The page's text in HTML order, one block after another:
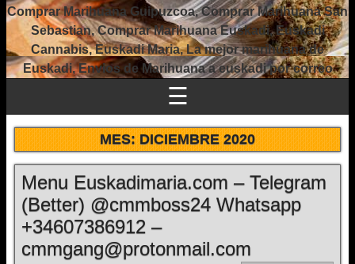
Comprar Marihuana Guipuzcoa, Comprar Marihuana San
Sebastian, Comprar Marihuana Euskadi, Euskadi
Cannabis, Euskadi Maria, La mejor marihuana de
Euskadi, Envios de Marihuana a euskadi por correo
☰
MES:DICIEMBRE 2020
Menu Euskadimaria.com – Telegram
(Better) @cmmboss24 Whatsapp
+34607386912 –
cmmgang@protonmail.com